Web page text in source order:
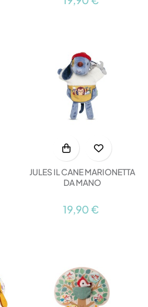
JULES IL CANE MARIONETTA
DA MANO
19,90 €